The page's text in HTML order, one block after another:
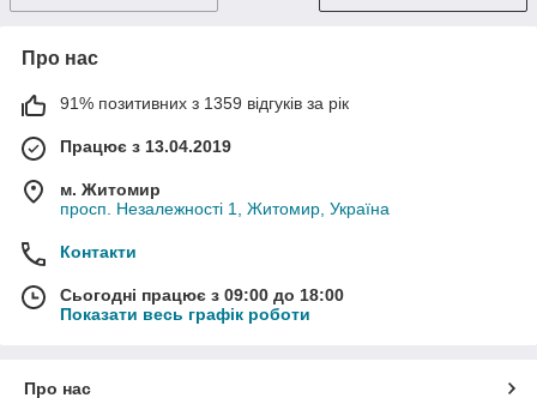
Про нас
91% позитивних з 1359 відгуків за рік
Працює з 13.04.2019
м. Житомир
просп. Незалежності 1, Житомир, Україна
Контакти
Сьогодні працює з 09:00 до 18:00
Показати весь графік роботи
Про нас